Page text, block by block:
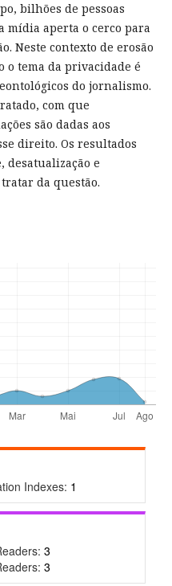
bilhões de pessoas
mídia aperta o cerco para
Neste contexto de erosão
o tema da privacidade é
do jornalismo.
com que
são dadas aos
direito. Os resultados
desatualização e
da questão.
Indexes: 1
3
3